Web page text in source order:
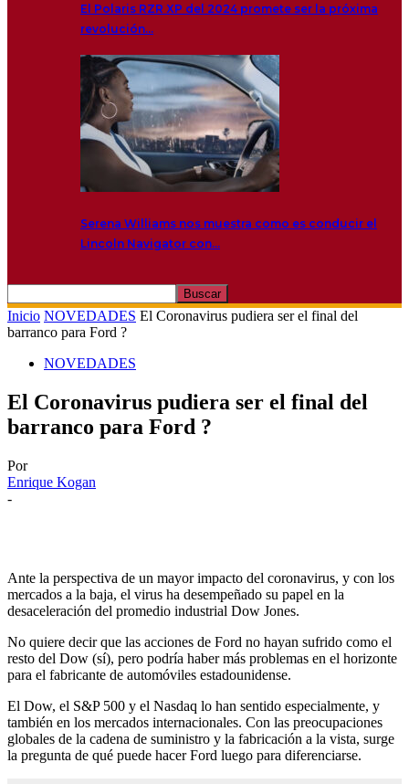
El Polaris RZR XP del 2024 promete ser la próxima
revolución…
Serena Williams nos muestra como es conducir el
Lincoln Navigator con…
Inicio NOVEDADES El Coronavirus pudiera ser el final del
barranco para Ford ?
NOVEDADES
El Coronavirus pudiera ser el final del
barranco para Ford ?
Por
Enrique Kogan
-
Ante la perspectiva de un mayor impacto del coronavirus, y con los
mercados a la baja, el virus ha desempeñado su papel en la
desaceleración del promedio industrial Dow Jones.
No quiere decir que las acciones de Ford no hayan sufrido como el
resto del Dow (sí), pero podría haber más problemas en el horizonte
para el fabricante de automóviles estadounidense.
El Dow, el S&P 500 y el Nasdaq lo han sentido especialmente, y
también en los mercados internacionales. Con las preocupaciones
globales de la cadena de suministro y la fabricación a la vista, surge
la pregunta de qué puede hacer Ford luego para diferenciarse.